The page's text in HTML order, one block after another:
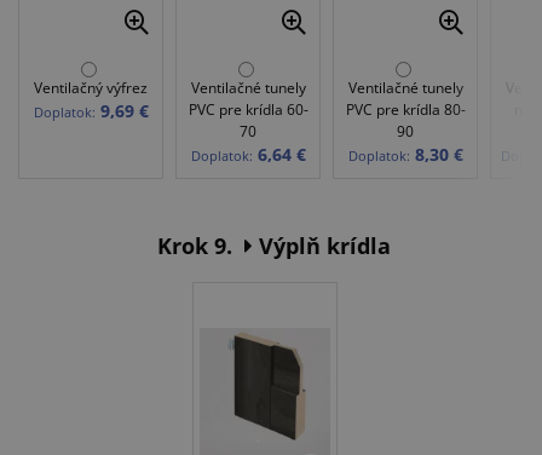
Ventilačný výfrez
Doplatok: 9,69 €
Ventilačné tunely
PVC pre krídla 60-
70
Doplatok: 6,64 €
Ventilačné tunely
PVC pre krídla 80-
90
Doplatok: 8,30 €
Krok 9. Výplň krídla